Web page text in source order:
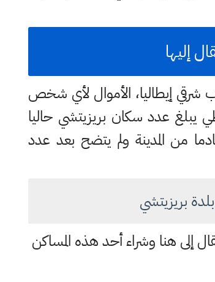
شرقي إيطاليا، الأموال لأي شخص
يبلغ عدد سكان بريزيتشي حاليا
من المدينة ولم يتضح بعد عدد
في الانتقال إلى هنا وشراء أحد هذه المساكن